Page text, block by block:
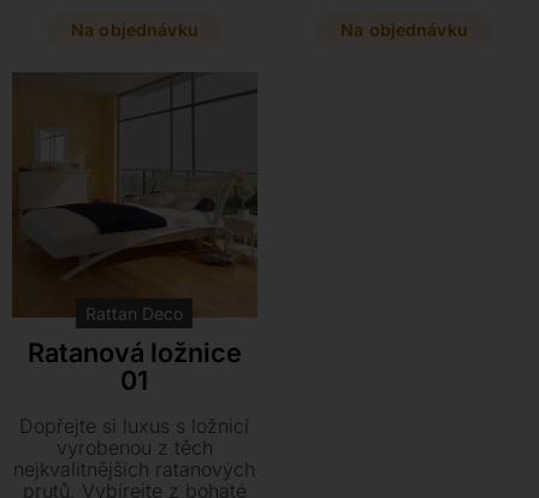
kvalitními španělskými
interiér.
Na objednávku
doplňují kvalitní španělské
Na objednávku
Rattan Deco
Ratanová ložnice
01
Dopřejte si luxus s ložnicí
vyrobenou z těch
nejkvalitnějších ratanových
prutů. Vybírejte z bohaté